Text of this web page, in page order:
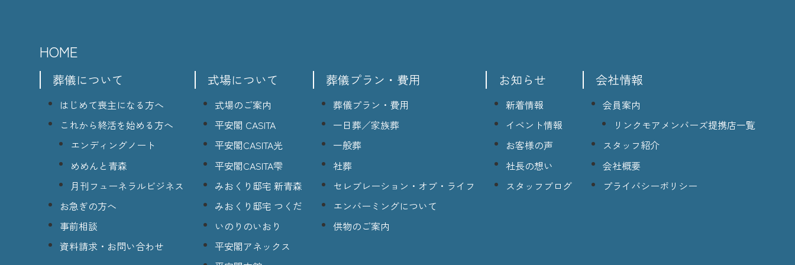
HOME
葬儀について
はじめて喪主になる方へ
これから終活を始める方へ
エンディングノート
めめんと青森
月刊フューネラルビジネス
お急ぎの方へ
事前相談
資料請求・お問い合わせ
式場について
式場のご案内
平安閣 CASITA
平安閣CASITA光
平安閣CASITA雫
みおくり邸宅 新青森
みおくり邸宅 つくだ
いのりのいおり
平安閣アネックス
葬儀プラン・費用
葬儀プラン・費用
一日葬／家族葬
一般葬
社葬
セレブレーション・オブ・ライフ
エンバーミングについて
供物のご案内
お知らせ
新着情報
イベント情報
お客様の声
社長の想い
スタッフブログ
会社情報
会員案内
リンクモアメンバーズ提携店一覧
スタッフ紹介
会社概要
プライバシーポリシー